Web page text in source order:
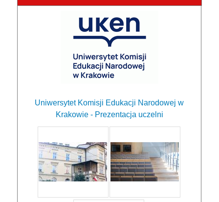
Uniwersytet Komisji Edukacji Narodowej w
Krakowie - Prezentacja uczelni